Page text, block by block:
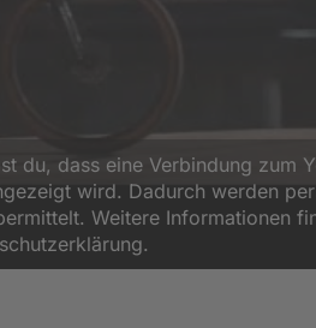
du, dass eine Verbindung zum
wird. Dadurch werden
Weitere Informationen